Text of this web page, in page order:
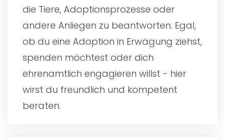
die Tiere, Adoptionsprozesse oder
andere Anliegen zu beantworten. Egal,
ob du eine Adoption in Erwägung ziehst,
spenden möchtest oder dich
ehrenamtlich engagieren willst - hier
wirst du freundlich und kompetent
beraten.